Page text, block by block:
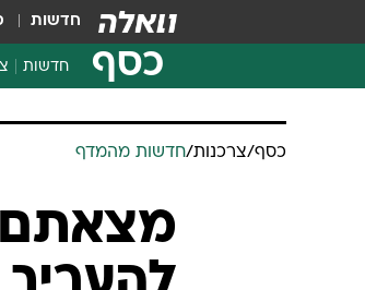
חדשות
כסף חדשות
כסף/צרכנות/חדשות מהמדף
מצאתם